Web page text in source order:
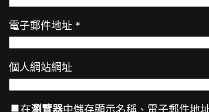
電子郵件地址 *
個人網站網址
在瀏覽器中儲存顯示名稱、電子郵件地